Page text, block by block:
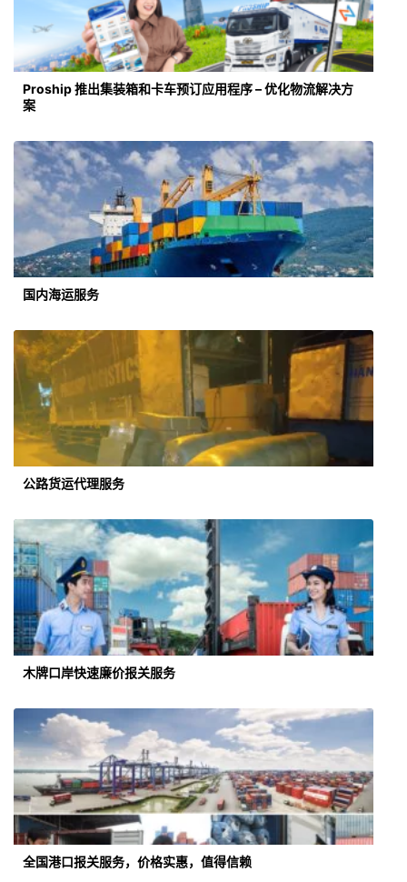
Proship 推出集装箱和卡车预订应用程序 – 优化物流解决方
案
国内海运服务
公路货运代理服务
木牌口岸快速廉价报关服务
全国港口报关服务，价格实惠，值得信赖